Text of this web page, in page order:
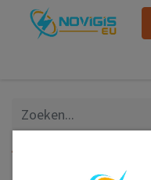
Alle producten